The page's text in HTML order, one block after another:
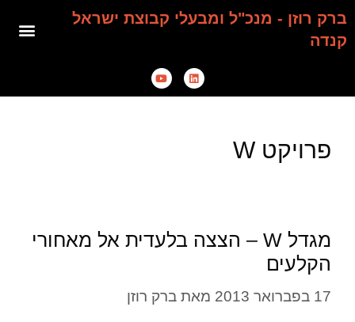
ברק רוזן - מנכ"ל ומבעלי קבוצת ישראל
קנדה
פרויקט W
מגדל W – הצצה בלעדית אל מאחורי
הקלעים
17 בפברואר 2013 מאת ברק רוזן